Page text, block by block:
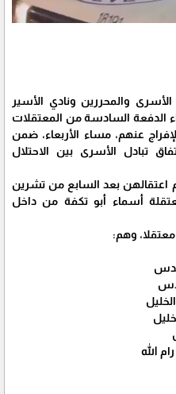
والمحررين ونادي الأسير
الدفعة السادسة من المعتقلات
عنهم، مساء الأربعاء، ضمن
تبادل الأسرى بين الاحتلال
اعتقالهن بعد السابع من تشرين
أسماء أبو تكفة من داخل